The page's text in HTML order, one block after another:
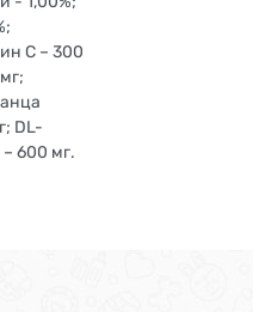
С – 300
DL-
600 мг.